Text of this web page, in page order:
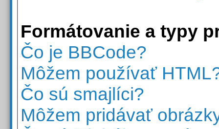
Formátovanie a typy
Čo je BBCode?
Môžem používať
Čo sú smajlíci?
Môžem pridávať